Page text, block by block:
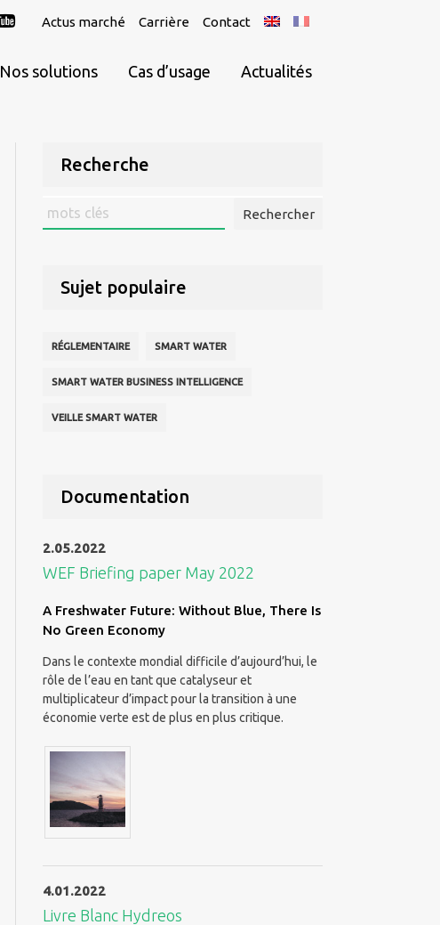
Actus marché Carrière Contact
Nos solutions Cas d’usage Actualités
Recherche
Rechercher
:
Sujet populaire
RÉGLEMENTAIRE SMART WATER
SMART WATER BUSINESS INTELLIGENCE
VEILLE SMART WATER
Documentation
2.05.2022
WEF Briefing paper May 2022
A Freshwater Future: Without Blue, There Is
No Green Economy
Dans le contexte mondial difficile d’aujourd’hui, le
rôle de l’eau en tant que catalyseur et
multiplicateur d’impact pour la transition à une
économie verte est de plus en plus critique.
4.01.2022
Livre Blanc Hydreos